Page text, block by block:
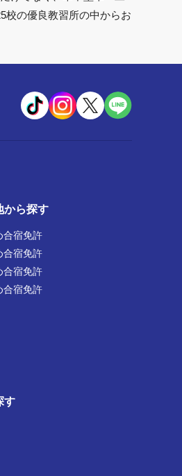
校の優良教習所の中からお
から探す
合宿免許
合宿免許
合宿免許
合宿免許
す